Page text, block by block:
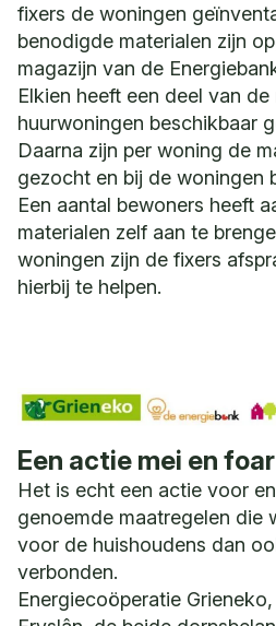
fixers de woningen
benodigde materialen zijn
magazijn van de
Elkien heeft een deel van
huurwoningen beschikbaar
Daarna zijn per woning de
gezocht en bij de woningen
Een aantal bewoners heeft
materialen zelf aan te
woningen zijn de fixers
hierbij te helpen.
Een actie mei en
Het is echt een actie voor
genoemde maatregelen die
voor de huishoudens dan
verbonden.
Energiecoöperatie